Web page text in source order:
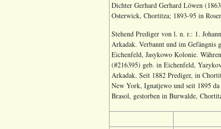
Dichter Gerhard Gerhard Löwen
Osterwick, Chortitza; 1893-95 in
Stehend Prediger von l. n. r.: 1.
Arkadak. Verbannt und im Gefängnis
Eichenfeld, Jasykowo Kolonie.
(#216395) geb. in Eichenfeld,
Arkadak. Seit 1882 Prediger, in
New York, Ignatjewo und seit 1895
Brasol, gestorben in Burwalde,